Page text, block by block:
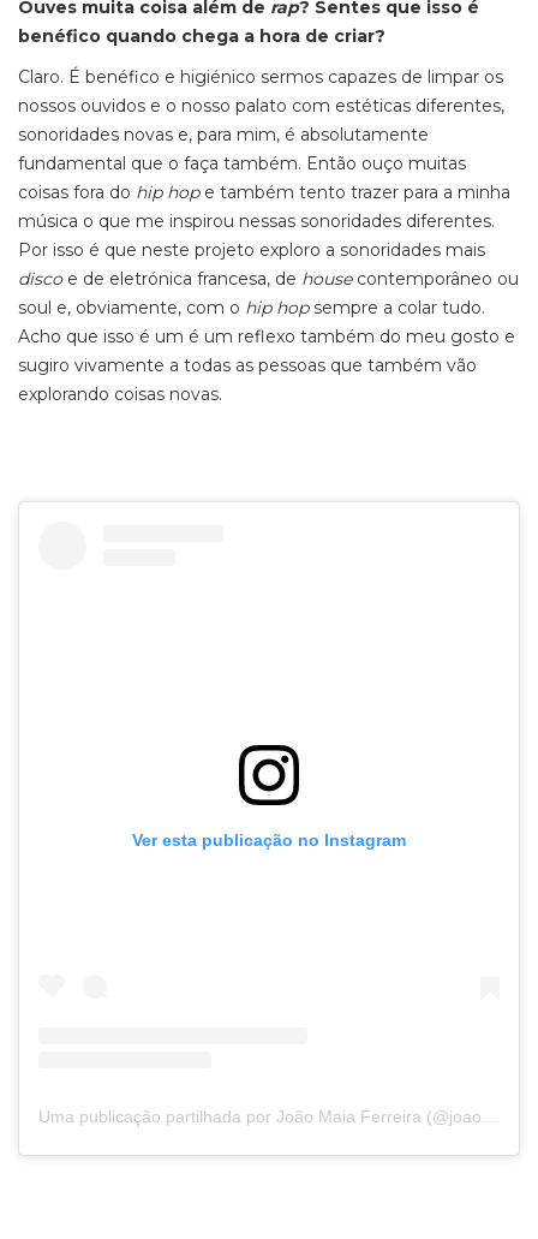
Ouves muita coisa além de rap? Sentes que isso é
benéfico quando chega a hora de criar?
Claro. É benéfico e higiénico sermos capazes de limpar os
nossos ouvidos e o nosso palato com estéticas diferentes,
sonoridades novas e, para mim, é absolutamente
fundamental que o faça também. Então ouço muitas
coisas fora do hip hope também tento trazer para a minha
música o que me inspirou nessas sonoridades diferentes.
Por isso é que neste projeto exploro a sonoridades mais
disco e de eletrónica francesa, de house contemporâneo ou
soul e, obviamente, com o hip hopsempre a colar tudo.
Acho que isso é um é um reflexo também do meu gosto e
sugiro vivamente a todas as pessoas que também vão
explorando coisas novas.
Ver esta publicação no Instagram
Uma publicação partilhada por João Maia Ferreira (@joaodoribatejo)